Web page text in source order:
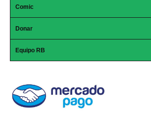
Comic
Donar
Equipo RB